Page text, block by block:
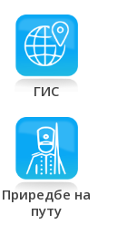
ГИС
Приредбе на
путу